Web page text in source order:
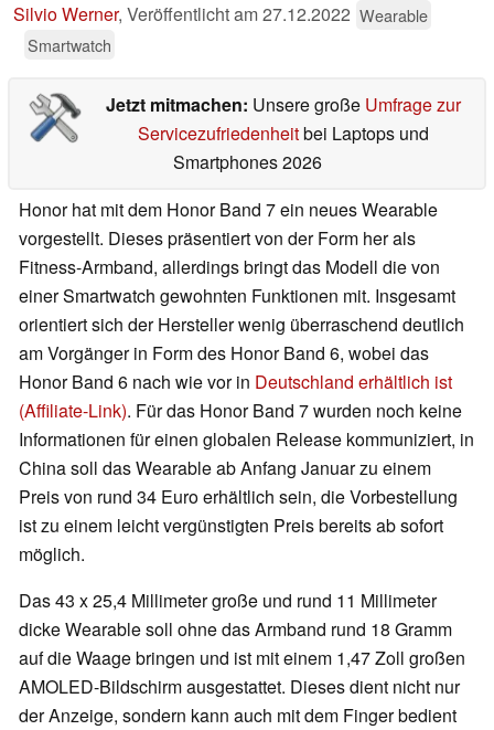
Silvio Werner, Veröffentlicht am27.12.2022 Wearable
Smartwatch
Jetzt mitmachen: Unsere große Umfrage zur
Servicezufriedenheitbei Laptops und
Smartphones 2026
Honor hat mit dem Honor Band 7 ein neues Wearable
vorgestellt. Dieses präsentiert von der Form her als
Fitness-Armband, allerdings bringt das Modell die von
einer Smartwatch gewohnten Funktionen mit. Insgesamt
orientiert sich der Hersteller wenig überraschend deutlich
am Vorgänger in Form des Honor Band 6, wobei das
Honor Band 6 nach wie vor in Deutschland erhältlich ist
(Affiliate-Link). Für das Honor Band 7 wurden noch keine
Informationen für einen globalen Release kommuniziert, in
China soll das Wearable ab Anfang Januar zu einem
Preis von rund 34 Euro erhältlich sein, die Vorbestellung
ist zu einem leicht vergünstigten Preis bereits ab sofort
möglich.
Das 43 x 25,4 Millimeter große und rund 11 Millimeter
dicke Wearable soll ohne das Armband rund 18 Gramm
auf die Waage bringen und ist mit einem 1,47 Zoll großen
AMOLED-Bildschirm ausgestattet. Dieses dient nicht nur
der Anzeige, sondern kann auch mit dem Finger bedient